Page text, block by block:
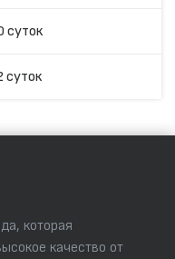
суток
суток
которая
качество от